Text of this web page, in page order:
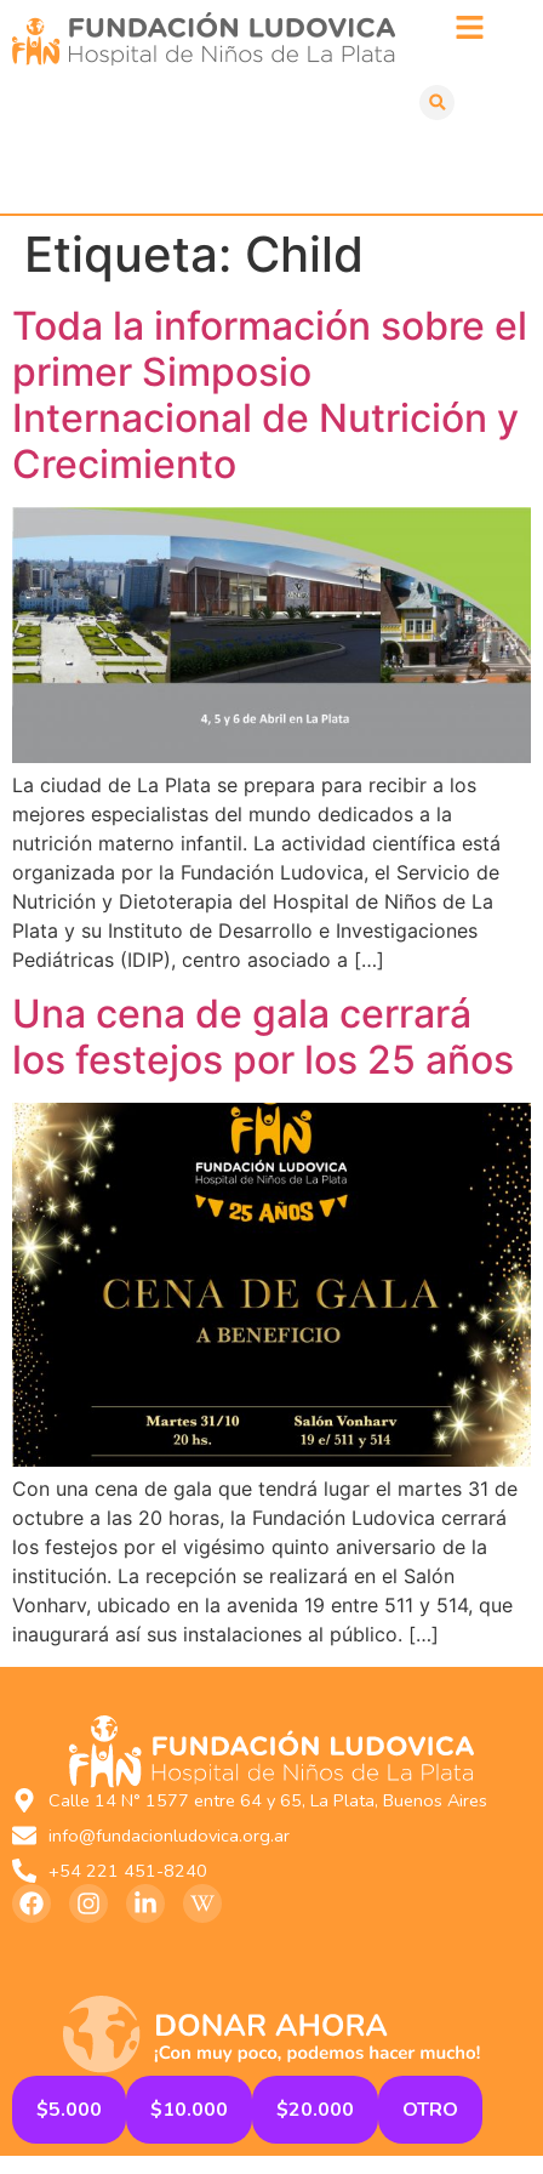
Etiqueta: Child
Toda la información sobre el
primer Simposio
Internacional de Nutrición y
Crecimiento
La ciudad de La Plata se prepara para recibir a los
mejores especialistas del mundo dedicados a la
nutrición materno infantil. La actividad científica está
organizada por la Fundación Ludovica, el Servicio de
Nutrición y Dietoterapia del Hospital de Niños de La
Plata y su Instituto de Desarrollo e Investigaciones
Pediátricas (IDIP), centro asociado a […]
Una cena de gala cerrará
los festejos por los 25 años
Con una cena de gala que tendrá lugar el martes 31 de
octubre a las 20 horas, la Fundación Ludovica cerrará
los festejos por el vigésimo quinto aniversario de la
institución. La recepción se realizará en el Salón
Vonharv, ubicado en la avenida 19 entre 511 y 514, que
inaugurará así sus instalaciones al público. […]
Calle 14 N° 1577 entre 64 y 65, La Plata, Buenos Aires
info@fundacionludovica.org.ar
+54 221 451-8240
$5.000 $10.000 $20.000 OTRO